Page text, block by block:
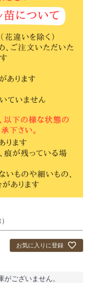
お気に入りに登録
ございません。